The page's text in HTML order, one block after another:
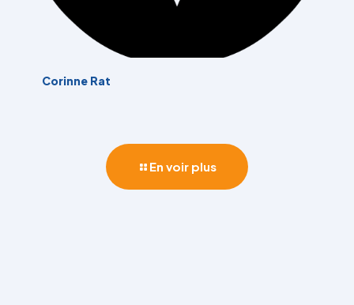
Corinne Rat
En voir plus